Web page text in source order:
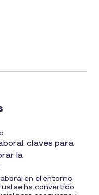
claves para
la
en el entorno
se ha convertido